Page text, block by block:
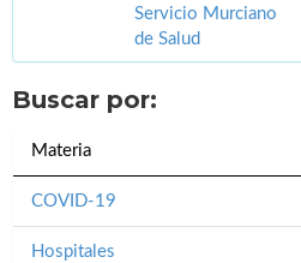
Servicio Murciano
de Salud
Buscar por:
Materia
COVID-19
Hospitales